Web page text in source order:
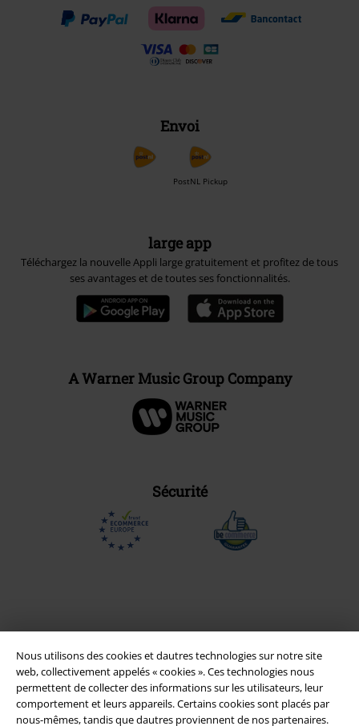
Nous utilisons des cookies et dautres technologies sur notre site
web, collectivement appelés « cookies ». Ces technologies nous
permettent de collecter des informations sur les utilisateurs, leur
comportement et leurs appareils. Certains cookies sont placés par
nous-mêmes, tandis que dautres proviennent de nos partenaires.
Envoi
PostNL Pickup
large app
Téléchargez la nouvelle Appli large gratuitement et profitez de tous
ses avantages et de toutes ses fonctionnalités.
A Warner Music Group Company
Sécurité